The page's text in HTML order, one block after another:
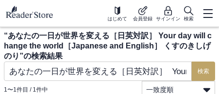
はじめて 会員登録 サインイン 検索
“あなたの一日が世界を変える［日英対訳］ Your day will c
hange the world［Japanese and English］ くすのきしげ
のり ”の検索結果
検索
1〜1件目 / 1件中
一致度順